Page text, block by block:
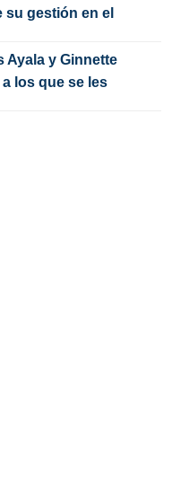
gestión en el
Ayala y Ginnette
los que se les